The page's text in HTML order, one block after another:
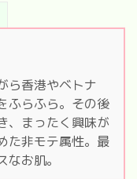
ら香港やベトナ
ふらふら。その後
、まったく興味が
た非モテ属性。最
お肌。